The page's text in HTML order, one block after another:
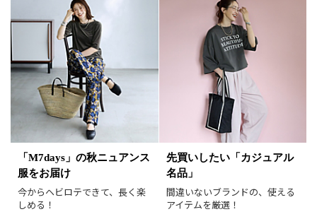
掲載雑誌
価格 円～ 円
表示オプション
新着
再入荷
ラスト1
「M7days」の秋ニュアンス
服をお届け
今からヘビロテできて、長く楽
しめる！
先買いしたい「カジュアル
名品」
間違いないブランドの、使える
アイテムを厳選！